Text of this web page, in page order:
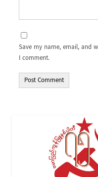
Save my name, email, and
I comment.